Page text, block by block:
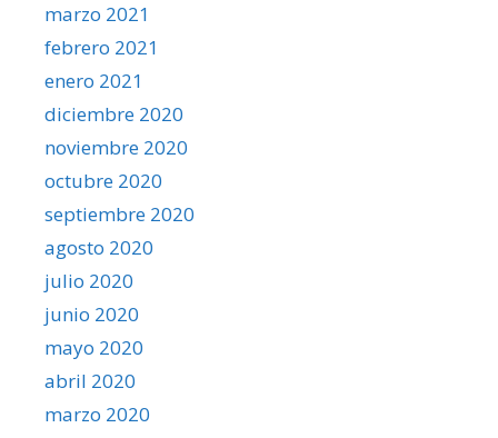
marzo 2021
febrero 2021
enero 2021
diciembre 2020
noviembre 2020
octubre 2020
septiembre 2020
agosto 2020
julio 2020
junio 2020
mayo 2020
abril 2020
marzo 2020